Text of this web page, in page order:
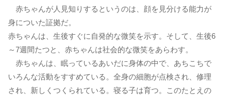
赤ちゃんが人見知りするというのは、顔を見分ける能力が
身についた証拠だ。
赤ちゃんは、生後すぐに自発的な微笑を示す。そして、生後6
～7週間たつと、赤ちゃんは社会的な微笑をあらわす。
赤ちゃんは、眠っているあいだに身体の中で、あちこちで
いろんな活動をすすめている。全身の細胞が点検され、修理
され、新しくつくられている。寝る子は育つ。このたとえの